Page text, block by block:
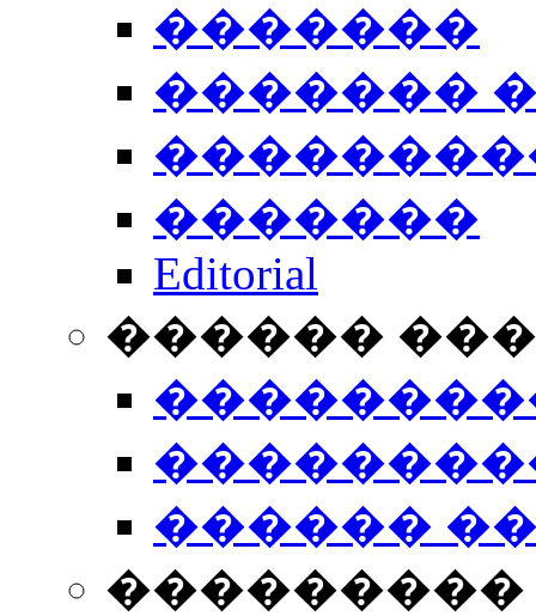
�������
�������
�������
Editorial
������
������
���������